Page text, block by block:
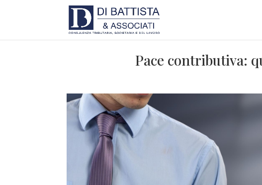
Pace contributiva: